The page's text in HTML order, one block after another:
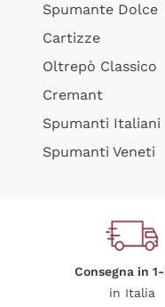
Spumante Dolce
Cartizze
Oltrepò Classico
Cremant
Spumanti Italiani
Spumanti Veneti
Consegna in
in Italia